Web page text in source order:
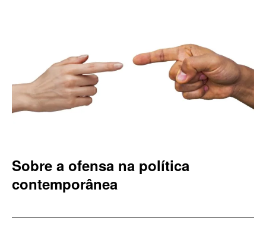
Sobre a ofensa na política
contemporânea